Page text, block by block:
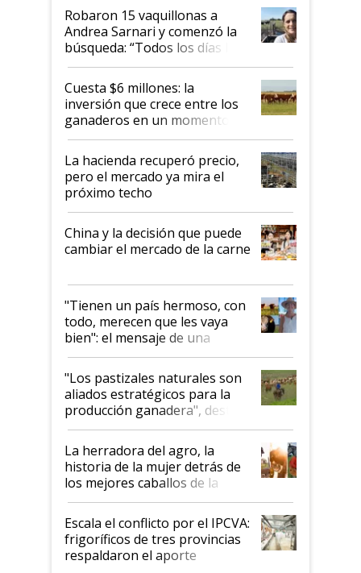
Robaron 15 vaquillonas a
Andrea Sarnari y comenzó la
búsqueda: “Todos los días le
toca a algún productor”
Cuesta $6 millones: la
inversión que crece entre los
ganaderos en un momento
histórico para la actividad
La hacienda recuperó precio,
pero el mercado ya mira el
próximo techo
China y la decisión que puede
cambiar el mercado de la carne
"Tienen un país hermoso, con
todo, merecen que les vaya
bien": el mensaje de una
ganadera uruguaya sobre las
oportunidades que se abren
para el agro en Argentina, con
foco en la carne
"Los pastizales naturales son
aliados estratégicos para la
producción ganadera", destaca
la iniciativa que ya reúne a 46
establecimientos en Argentina
La herradora del agro, la
historia de la mujer detrás de
los mejores caballos de la
Argentina y los mitos que
todavía hacen sufrir a estos
animales: "Mientras me
descalificaban, yo seguí
haciendo currículum"
Escala el conflicto por el IPCVA:
frigoríficos de tres provincias
respaldaron el aporte